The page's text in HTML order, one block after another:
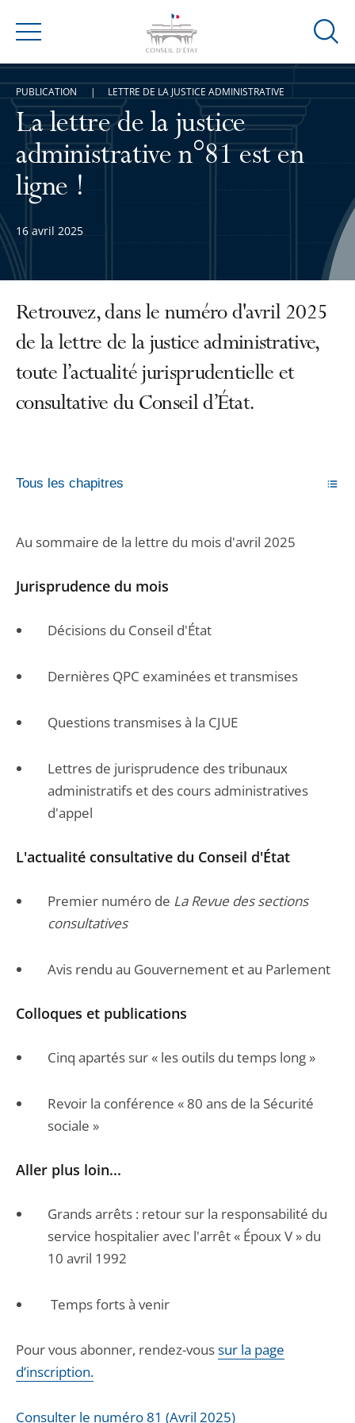
Menu
Ouvrir
de
La lettre de la justice
administrative n°81 est en
ligne !
16 avril 2025
PUBLICATION LETTRE DE LA JUSTICE ADMINISTRATIVE
Retrouvez, dans le numéro d'avril 2025
de la lettre de la justice administrative,
toute l’actualité jurisprudentielle et
consultative du Conseil d’État.
Tous les chapitres
Au sommaire de la lettre du mois d'avril 2025
Jurisprudence du mois
Décisions du Conseil d'État
Dernières QPC examinées et transmises
Questions transmises à la CJUE
Lettres de jurisprudence des tribunaux
administratifs et des cours administratives
d'appel
L'actualité consultative du Conseil d'État
Premier numéro de La Revue des sections
consultatives
Avis rendu au Gouvernement et au Parlement
Colloques et publications
Cinq apartés sur « les outils du temps long »
Revoir la conférence « 80 ans de la Sécurité
sociale »
Aller plus loin...
Grands arrêts : retour sur la responsabilité du
service hospitalier avec l'arrêt « Époux V » du
10 avril 1992
Temps forts à venir
Pour vous abonner, rendez-voussur la page
d’inscription.
Consulter le numéro 81 (Avril 2025)